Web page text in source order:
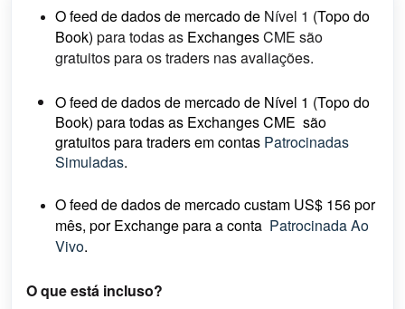
O feed de dados de mercado de Nível 1 (Topo do
Book) para todas as ExchangesCME são
gratuitos para os traders nas avaliações.
O feed de dados de mercado de Nível 1 (Topo do
Book) para todas as ExchangesCME são
gratuitos para traders em contas Patrocinadas
Simuladas.
O feed de dados de mercado custam US$ 156 por
mês, por Exchange para a conta Patrocinada Ao
Vivo.
O que está incluso?